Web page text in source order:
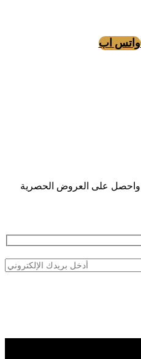
واتس اب
واحصل على العروض الحصرية